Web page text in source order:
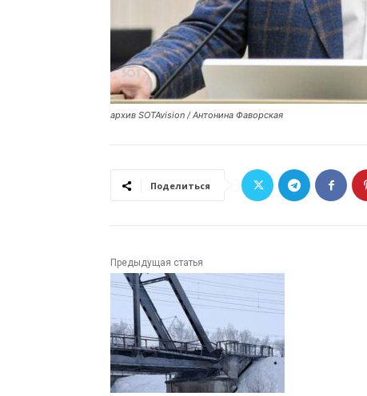
архив SOTAvision / Антонина Фаворская
Поделиться
Предыдущая статья